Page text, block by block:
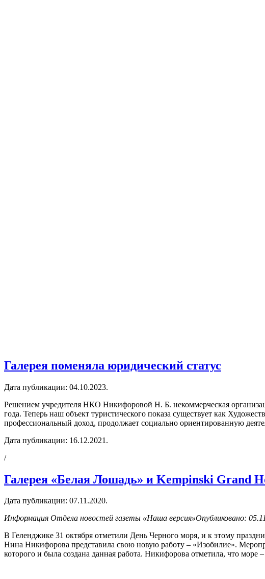
Галерея поменяла юридический статус
Дата публикации: 04.10.2023.
Решением учредителя НКО Никифоровой Н. Б. некоммерческая
года. Теперь наш объект туристического показа существует как
профессиональный доход, продолжает социально ориентированную
Дата публикации: 16.12.2021 .
/
Галерея «Белая Лошадь» и Kempinski Grand
Дата публикации: 07.11.2020.
Информация Отдела новостей газеты «Наша версия»Опубликовано:
В Геленджике 31 октября отметили День Черного моря, и к этому
Нина Никифорова представила свою новую работу – «Изобилие».
которого и была создана данная работа. Никифорова отметила, что море